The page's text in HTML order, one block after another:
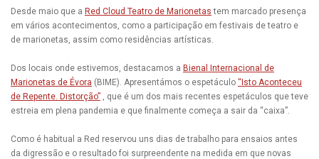
Desde maio que a Red Cloud Teatro de Marionetas tem marcado presença
em vários acontecimentos, como a participação em festivais de teatro e
de marionetas, assim como residências artísticas.
Dos locais onde estivemos, destacamos a Bienal Internacional de
Marionetas de Évora (BIME). Apresentámos o espetáculo “Isto Aconteceu
de Repente. Distorção” , que é um dos mais recentes espetáculos que teve
estreia em plena pandemia e que finalmente começa a sair da “caixa”.
Como é habitual a Red reservou uns dias de trabalho para ensaios antes
da digressão e o resultado foi surpreendente na medida em que novas